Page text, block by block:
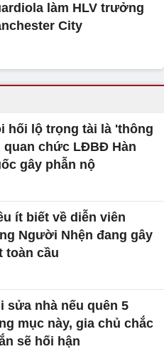
làm HLV trưởng
City
hối lộ trọng tài là 'thông
quan chức LĐBĐ Hàn
gây phẫn nộ
ít biết về diễn viên
Người Nhện đang gây
toàn cầu
sửa nhà nếu quên 5
mục này, gia chủ chắc
sẽ hối hận